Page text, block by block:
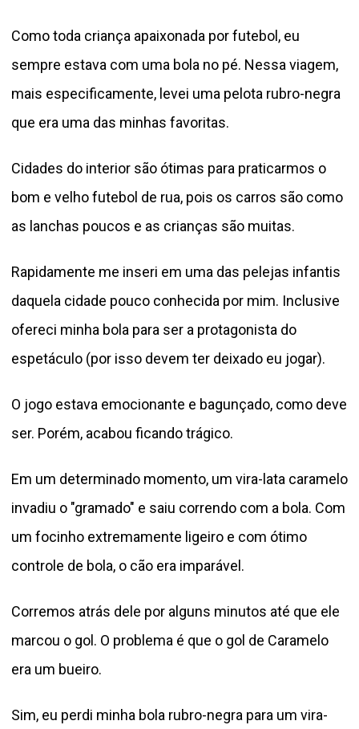
Como toda criança apaixonada por futebol, eu
sempre estava com uma bola no pé. Nessa viagem,
mais especificamente, levei uma pelota rubro-negra
que era uma das minhas favoritas.
Cidades do interior são ótimas para praticarmos o
bom e velho futebol de rua, pois os carros são como
as lanchas poucos e as crianças são muitas.
Rapidamente me inseri em uma das pelejas infantis
daquela cidade pouco conhecida por mim. Inclusive
ofereci minha bola para ser a protagonista do
espetáculo (por isso devem ter deixado eu jogar).
O jogo estava emocionante e bagunçado, como deve
ser. Porém, acabou ficando trágico.
Em um determinado momento, um vira-lata caramelo
invadiu o "gramado" e saiu correndo com a bola. Com
um focinho extremamente ligeiro e com ótimo
controle de bola, o cão era imparável.
Corremos atrás dele por alguns minutos até que ele
marcou o gol. O problema é que o gol de Caramelo
era um bueiro.
Sim, eu perdi minha bola rubro-negra para um vira-